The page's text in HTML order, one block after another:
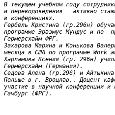
В текущем учебном году
и переводоведения   активно
в конференциях.
Гербель Кристина (гр.296н)
программе Эразмус Мундус и по
Гермерсхайм ФРГ.
Захарова Марина и Конькова
месяца в США по программе Work
Харламова Ксения (гр. 296н)
Гермерсхайм (Германия).
Седова Алена (гр.296) и
Польше в г. Вроцлав.. Доцент
участие в научной конференции и
Гамбург (ФРГ).